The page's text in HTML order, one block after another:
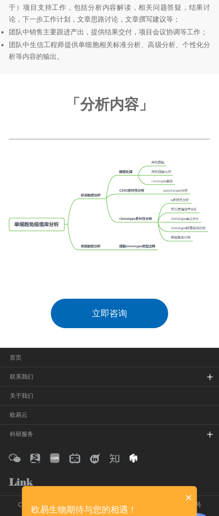
于）项目支持工作，包括分析内容解读，相关问题答疑，结果讨
论，下一步工作计划，文章思路讨论，文章撰写建议等；
团队中销售主要跟进产出，提供结果交付，项目会议协调等工作；
团队中生信工程师提供单细胞相关标准分析、高级分析、个性化分
析等内容的输出。
「分析内容」
立即咨询
首页
联系我们
关于我们
欧易云
科研服务
Copyright © 2020-2026 欧易生物 保留所有权利
沪ICP备16017850号
×
欧易生物期待与您的相遇！